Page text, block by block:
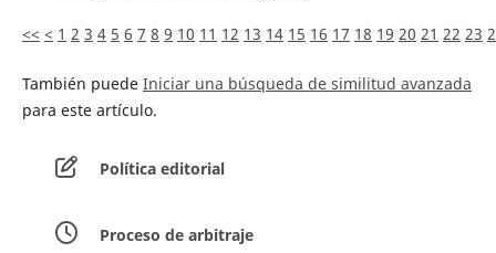
<< < 1 2 3 4 5 6 7 8 9 10 11 12 13 14 15 16 17 18 19 20 21 22 23
También puede Iniciar una búsqueda de similitud avanzada
para este artículo.
Política editorial
Proceso de arbitraje